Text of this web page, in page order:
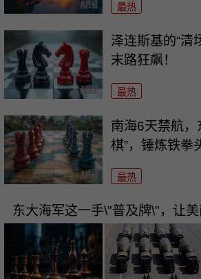
最热
泽连斯基的“清
末路狂飙！
最热
南海6天禁航，
棋”，锤炼铁拳
最热
东大海军这一手\"普及牌\"，让美